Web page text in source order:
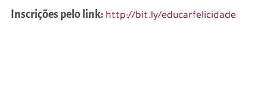
Inscrições pelo link: http://bit.ly/educarfelicidade